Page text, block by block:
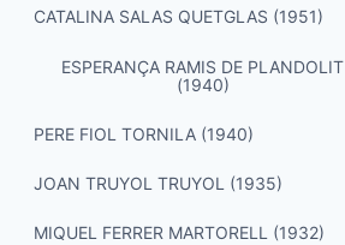
CATALINA SALAS QUETGLAS (1951)
ESPERANÇA RAMIS DE PLANDOLIT
(1940)
PERE FIOL TORNILA (1940)
JOAN TRUYOL TRUYOL (1935)
MIQUEL FERRER MARTORELL (1932)